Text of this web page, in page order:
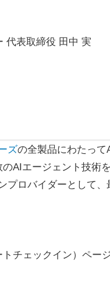
代表取締役 田中 実
ズの全製品にわたっ
AIエージェント技術
プロバイダーとして
チェックイン）ペー